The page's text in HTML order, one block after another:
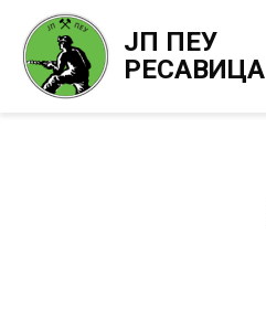
ЈП ПЕУ
РЕСАВИЦА